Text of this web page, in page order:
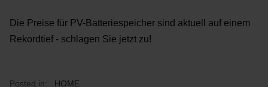
Die Preise für PV-Batteriespeicher sind aktuell auf einem
Rekordtief - schlagen Sie jetzt zu!
Posted in: HOME